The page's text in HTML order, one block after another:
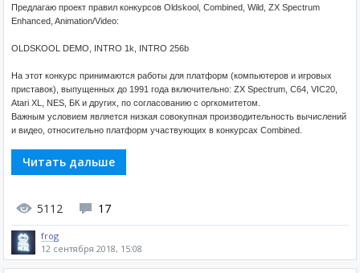
Предлагаю проект правил конкурсов Oldskool, Combined, Wild, ZX Spectrum
Enhanced, Animation/Video:
OLDSKOOL DEMO, INTRO 1k, INTRO 256b
На этот конкурс принимаются работы для платформ (компьютеров и игровых
приставок), выпущенных до 1991 года включительно: ZX Spectrum, C64, VIC20,
Atari XL, NES, БК и других, по согласованию с оргкомитетом.
Важным условием является низкая совокупная производительность вычислений
и видео, относительно платформ участвующих в конкурсах Combined.
Читать дальше
5112 17
frog
12 сентября 2018, 15:08